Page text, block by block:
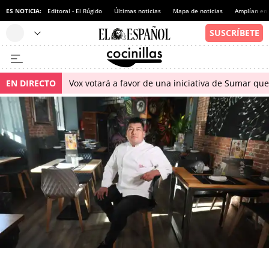
ES NOTICIA: Editoral - El Rúgido Últimas noticias Mapa de noticias Amplían
EN DIRECTO Vox votará a favor de una iniciativa de Sumar